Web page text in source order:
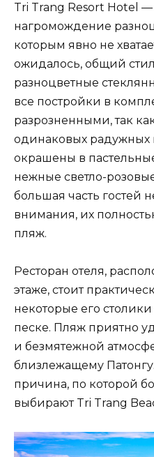
Tri Trang Resort Hotel —
нагромождение
которым явно не
ожидалось, общий
разноцветные
все постройки в
разрозненными, так
одинаковых радужных
окрашены в
нежные светло-
большая часть гостей
внимания, их
пляж.
Ресторан отеля,
этаже, стоит
некоторые его
песке. Пляж приятно
и безмятежной
близлежащему
причина, по которой
выбирают Tri Trang